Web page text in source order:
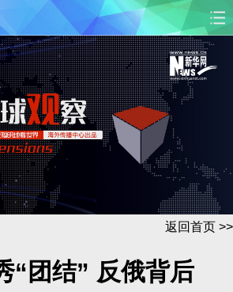
时政 国际 财经
体育 人事 教育
思客 地方 法治
台湾 汽车
能源 房产 公司
视频 彩票 食品
返回首页 >>
“团结” 反俄背后